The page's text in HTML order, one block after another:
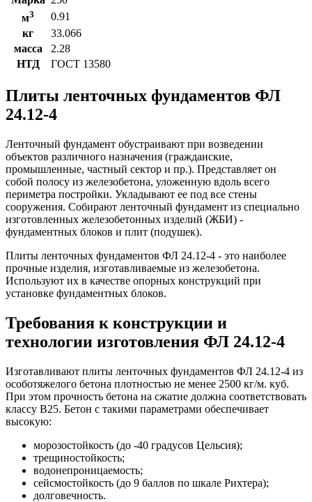
м3
0.91
кг
33.066
масса
2.28
НТД
ГОСТ 13580
Плиты ленточных фундаментов ФЛ
24.12-4
Ленточный фундамент обустраивают при возведении
объектов различного назначения (гражданские,
промышленные, частный сектор и пр.). Представляет он
собой полосу из железобетона, уложенную вдоль всего
периметра постройки. Укладывают ее под все стены
сооружения. Собирают ленточный фундамент из специально
изготовленных железобетонных изделий (ЖБИ) -
фундаментных блоков и плит (подушек).
Плиты ленточных фундаментов ФЛ 24.12-4 - это наиболее
прочные изделия, изготавливаемые из железобетона.
Используют их в качестве опорных конструкций при
установке фундаментных блоков.
Требования к конструкции и
технологии изготовления ФЛ 24.12-4
Изготавливают плиты ленточных фундаментов ФЛ 24.12-4 из
особотяжелого бетона плотностью не менее 2500 кг/м. куб.
При этом прочность бетона на сжатие должна соответствовать
классу В25. Бетон с такими параметрами обеспечивает
высокую:
морозостойкость (до -40 градусов Цельсия);
трещиностойкость;
водонепроницаемость;
сейсмостойкость (до 9 баллов по шкале Рихтера);
долговечность.